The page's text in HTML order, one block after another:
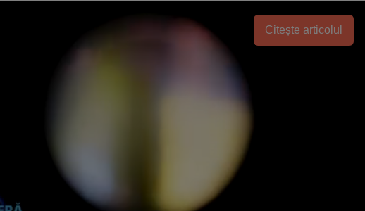
Citește articolul